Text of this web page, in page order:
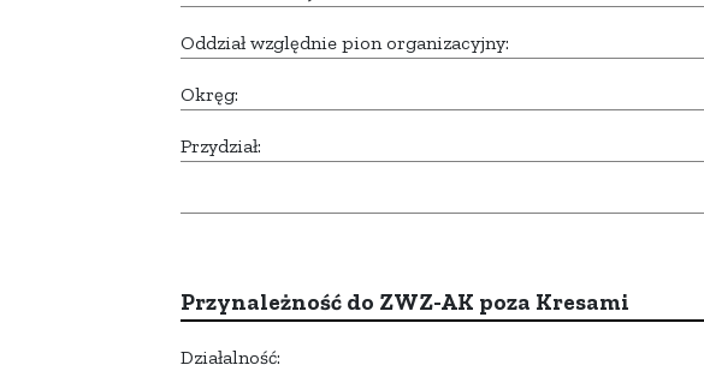
Oddział względnie pion organizacyjny:
Okręg:
Przydział:
Przynależność do ZWZ-AK poza Kresami
Działalność: